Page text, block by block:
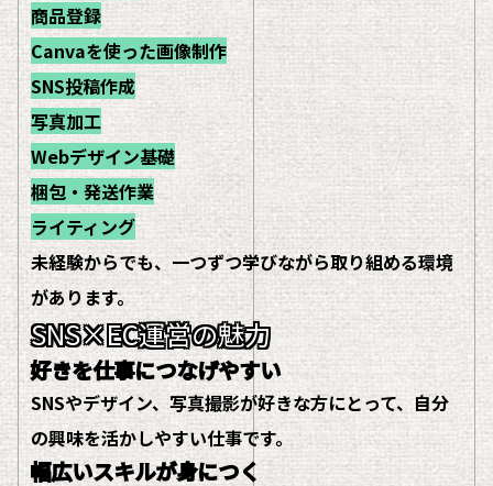
商品登録
Canvaを使った画像制作
SNS投稿作成
写真加工
Webデザイン基礎
梱包・発送作業
ライティング
未経験からでも、一つずつ学びながら取り組める環境
があります。
SNS×EC運営の魅力
好きを仕事につなげやすい
SNSやデザイン、写真撮影が好きな方にとって、自分
の興味を活かしやすい仕事です。
幅広いスキルが身につく